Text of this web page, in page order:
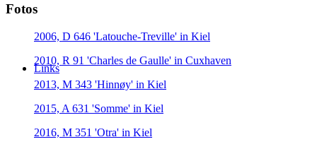
Links
Fotos
2006, D 646 'Latouche-Treville' in Kiel
2010, R 91 'Charles de Gaulle' in Cuxhaven
2013, M 343 'Hinnøy' in Kiel
2015, A 631 'Somme' in Kiel
2016, M 351 'Otra' in Kiel